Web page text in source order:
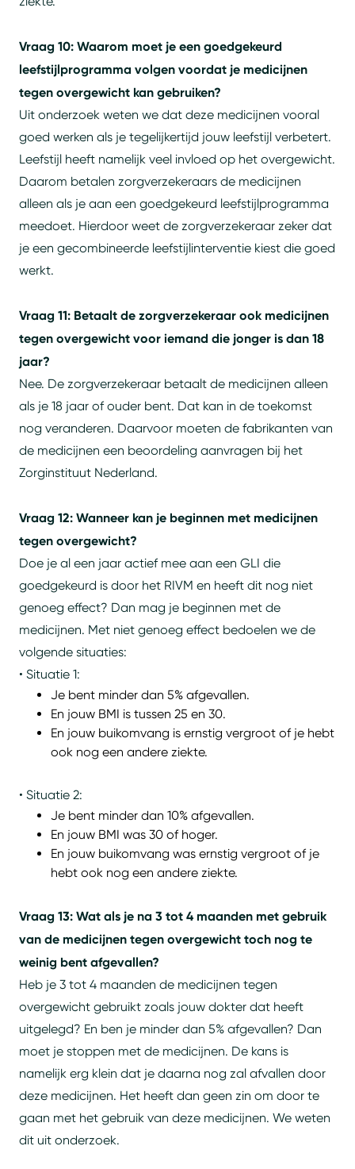
Vraag 10: Waarom moet je een goedgekeurd
leefstijlprogramma volgen voordat je medicijnen
tegen overgewicht kan gebruiken?
Uit onderzoek weten we dat deze medicijnen vooral
goed werken als je tegelijkertijd jouw leefstijl verbetert.
Leefstijl heeft namelijk veel invloed op het overgewicht.
Daarom betalen zorgverzekeraars de medicijnen
alleen als je aan een goedgekeurd leefstijlprogramma
meedoet. Hierdoor weet de zorgverzekeraar zeker dat
je een gecombineerde leefstijlinterventie kiest die goed
werkt.
Vraag 11: Betaalt de zorgverzekeraar ook medicijnen
tegen overgewicht voor iemand die jonger is dan 18
jaar?
Nee. De zorgverzekeraar betaalt de medicijnen alleen
als je 18 jaar of ouder bent. Dat kan in de toekomst
nog veranderen. Daarvoor moeten de fabrikanten van
de medicijnen een beoordeling aanvragen bij het
Zorginstituut Nederland.
Vraag 12: Wanneer kan je beginnen met medicijnen
tegen overgewicht?
Doe je al een jaar actief mee aan een GLI die
goedgekeurd is door het RIVM en heeft dit nog niet
genoeg effect? Dan mag je beginnen met de
medicijnen. Met niet genoeg effect bedoelen we de
volgende situaties:
• Situatie 1:
Je bent minder dan 5% afgevallen.
En jouw BMI is tussen 25 en 30.
En jouw buikomvang is ernstig vergroot of je hebt
ook nog een andere ziekte.
• Situatie 2:
Je bent minder dan 10% afgevallen.
En jouw BMI was 30 of hoger.
En jouw buikomvang was ernstig vergroot of je
hebt ook nog een andere ziekte.
Vraag 13: Wat als je na 3 tot 4 maanden met gebruik
van de medicijnen tegen overgewicht toch nog te
weinig bent afgevallen?
Heb je 3 tot 4 maanden de medicijnen tegen
overgewicht gebruikt zoals jouw dokter dat heeft
uitgelegd? En ben je minder dan 5% afgevallen? Dan
moet je stoppen met de medicijnen. De kans is
namelijk erg klein dat je daarna nog zal afvallen door
deze medicijnen. Het heeft dan geen zin om door te
gaan met het gebruik van deze medicijnen. We weten
dit uit onderzoek.